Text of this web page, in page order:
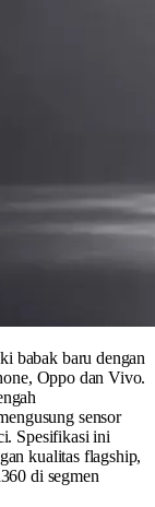
babak baru dengan
Oppo dan Vivo.
sensor
Spesifikasi ini
kualitas flagship,
di segmen